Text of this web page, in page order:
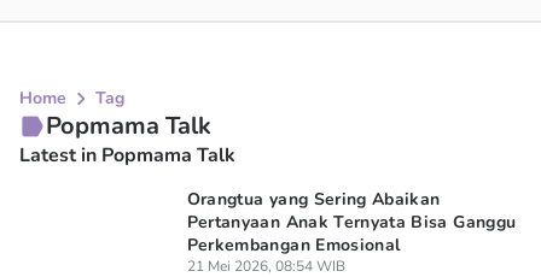
Home Tag
Popmama Talk
Latest in Popmama Talk
Orangtua yang Sering Abaikan
Pertanyaan Anak Ternyata Bisa Ganggu
Perkembangan Emosional
21 Mei 2026, 08:54 WIB